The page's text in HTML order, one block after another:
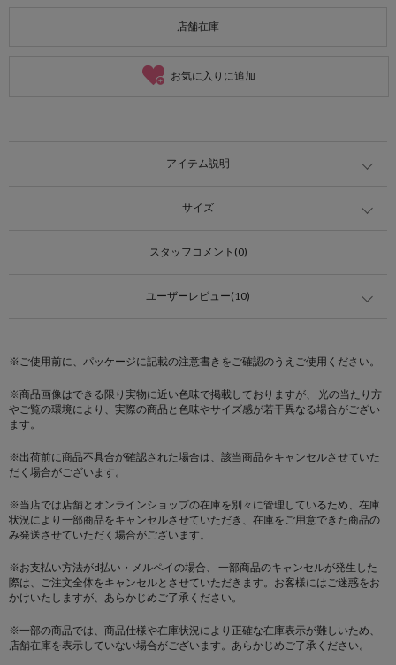
店舗在庫
お気に入りに追加
アイテム説明
サイズ
スタッフコメント(0)
ユーザーレビュー(10)
※ご使用前に、パッケージに記載の注意書きをご確認のうえご使用ください。
※商品画像はできる限り実物に近い色味で掲載しておりますが、 光の当たり方
やご覧の環境により、実際の商品と色味やサイズ感が若干異なる場合がござい
ます。
※出荷前に商品不具合が確認された場合は、該当商品をキャンセルさせていた
だく場合がございます。
※当店では店舗とオンラインショップの在庫を別々に管理しているため、在庫
状況により一部商品をキャンセルさせていただき、在庫をご用意できた商品の
み発送させていただく場合がございます。
※お支払い方法がd払い・メルペイの場合、 一部商品のキャンセルが発生した
際は、ご注文全体をキャンセルとさせていただきます。お客様にはご迷惑をお
かけいたしますが、あらかじめご了承ください。
※一部の商品では、商品仕様や在庫状況により正確な在庫表示が難しいため、
店舗在庫を表示していない場合がございます。あらかじめご了承ください。